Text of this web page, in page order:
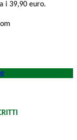
i 39,90 euro.